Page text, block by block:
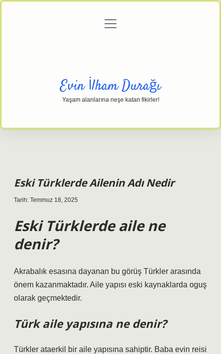
Gizlilik Politikası
menüyü
Evin İlham Durağı
Yaşam alanlarına neşe katan fikirler!
Eski Türklerde Ailenin Adı Nedir
Tarih: Temmuz 18, 2025
Eski Türklerde aile ne
denir?
Akrabalık esasına dayanan bu görüş Türkler arasında
önem kazanmaktadır. Aile yapısı eski kaynaklarda oguş
olarak geçmektedir.
Türk aile yapısına ne denir?
Türkler ataerkil bir aile yapısına sahiptir. Baba evin reisi